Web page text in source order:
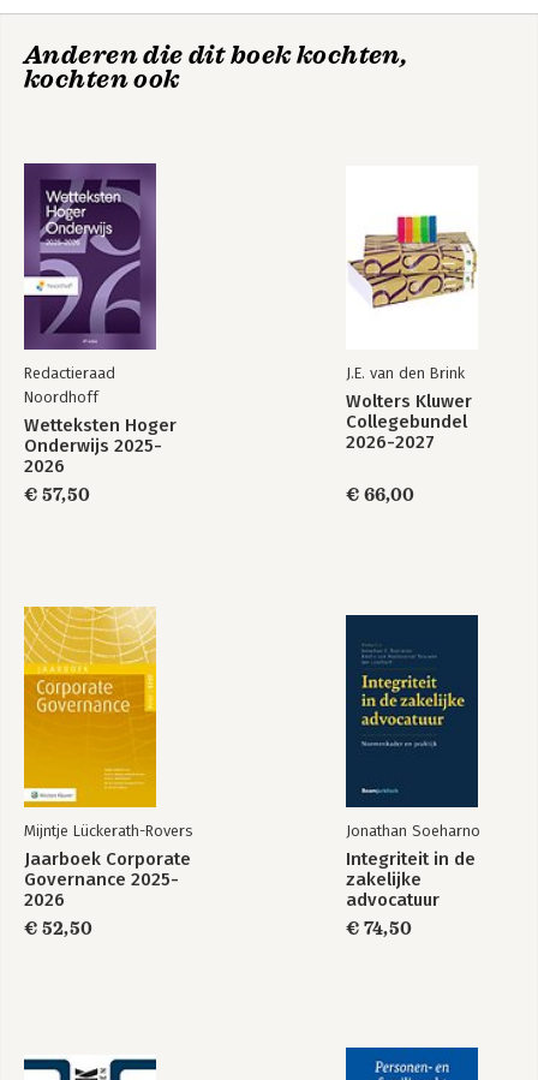
ontwikkelingen en wijzigingen in de wet- en regelgeving tot
april 2025. De QR-code op de achterzijde van het boek linkt
Hoofdrubriek:
Juridisch
Jongbloed:
Anderen die dit boek kochten,
kochten ook
Redactieraad
Noordhoff
Wetteksten Hoger
Onderwijs 2025-
2026
€ 57,50
J.E. van den Brink
Wolters Kluwer
Collegebundel
2026-2027
€ 66,00
Mijntje Lückerath-Rovers
Jaarboek Corporate
Governance 2025-
2026
€ 52,50
Jonathan Soeharno
Integriteit in de
zakelijke
advocatuur
€ 74,50